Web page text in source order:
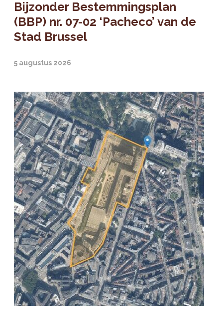
Bijzonder Bestemmingsplan
(BBP) nr. 07-02 ‘Pacheco’ van de
Stad Brussel
5 augustus 2026